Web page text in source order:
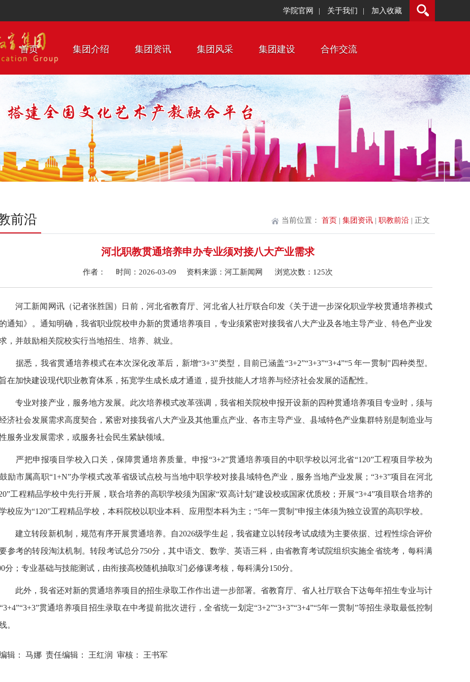
学院官网 关于我们 加入收藏
首页 集团介绍 集团资讯 集团风采 集团建设 合作交流
前沿 当前位置： 首页 | 集团资讯 | 职教前沿 | 正文
河北职教贯通培养申办专业须对接八大产业需求
作者： 时间：2026-03-09 资料来源：河工新闻网 浏览次数： 125次
河工新闻网讯（记者张胜国）日前，河北省教育厅、河北省人社厅联合印发《关于进一步深化职业学校贯通培养模式
通知》。通知明确，我省职业院校申办新的贯通培养项目，专业须紧密对接我省八大产业及各地主导产业、特色产业发
，并鼓励相关院校实行当地招生、培养、就业。
据悉，我省贯通培养模式在本次深化改革后，新增“3+3”类型，目前已涵盖“3+2”“3+3”“3+4”“5 年一贯制”四种类型。
在加快建设现代职业教育体系，拓宽学生成长成才通道，提升技能人才培养与经济社会发展的适配性。
专业对接产业，服务地方发展。此次培养模式改革强调，我省相关院校申报开设新的四种贯通培养项目专业时，须与
济社会发展需求高度契合，紧密对接我省八大产业及其他重点产业、各市主导产业、县域特色产业集群特别是制造业与
服务业发展需求，或服务社会民生紧缺领域。
严把申报项目学校入口关，保障贯通培养质量。申报“3+2”贯通培养项目的中职学校以河北省“120”工程项目学校为
励市属高职“1+N”办学模式改革省级试点校与当地中职学校对接县域特色产业，服务当地产业发展；“3+3”项目在河北
”工程精品学校中先行开展，联合培养的高职学校须为国家“双高计划”建设校或国家优质校；开展“3+4”项目联合培养的
校应为“120”工程精品学校，本科院校以职业本科、应用型本科为主；“5年一贯制”申报主体须为独立设置的高职学校。
建立转段新机制，规范有序开展贯通培养。自2026级学生起，我省建立以转段考试成绩为主要依据、过程性综合评价
参考的转段淘汰机制。转段考试总分750分，其中语文、数学、英语三科，由省教育考试院组织实施全省统考，每科满
分；专业基础与技能测试，由衔接高校随机抽取3门必修课考核，每科满分150分。
此外，我省还对新的贯通培养项目的招生录取工作作出进一步部署。省教育厅、 省人社厅联合下达每年招生专业与计
“3+4”“3+3”贯通培养项目招生录取在中考提前批次进行，全省统一划定“3+2”“3+3”“3+4”“5年一贯制”等招生录取最低控制
。
辑： 马娜 责任编辑： 王红润 审核： 王书军